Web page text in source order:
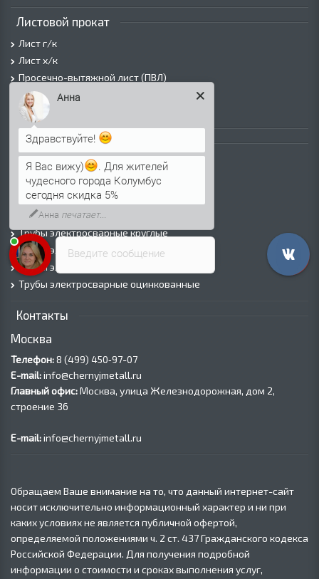
Листовой прокат
Лист г/к
Лист х/к
Просечно-вытяжной лист (ПВЛ)
Лист рифленый
Лист оцинкованный
Трубы
Трубы горячедеформированные
Труба холоднодеформированная
Трубы ВГП (Водогазопроводные)
Трубы ВГП оцинкованные
Трубы электросварные круглые
Трубы электросварные квадратные
Трубы электросварные прямоугольные
Трубы электросварные оцинкованные
Контакты
Москва
Телефон:8 (499) 450‑97-07
E-mail:info@chernyjmetall.ru
Главный офис:Москва, улица Железнодорожная, дом 2,
строение 36
E-mail:info@chernyjmetall.ru
Обращаем Ваше внимание на то, что данный интернет-сайт
носит исключительно информационный характер и ни при
каких условиях не является публичной офертой,
определяемой положениями ч. 2 ст. 437 Гражданского кодекса
Российской Федерации. Для получения подробной
информации о стоимости и сроках выполнения услуг,
Введите сообщение
Анна
Здравствуйте!
Я Вас вижу)
. Для жителей
чудесного города Колумбус
сегодня скидка 5%
Анна печатает...